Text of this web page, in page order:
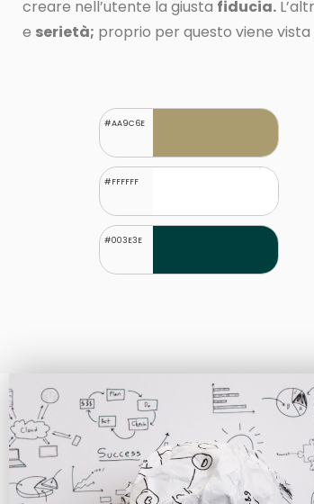
creare nell’utente la giusta fiducia.
e serietà; proprio per questo viene
#AA9C6E
#FFFFFF
#003E3E